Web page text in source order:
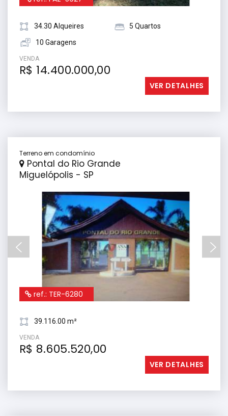
34.30 Alqueires
5 Quartos
10 Garagens
VENDA
R$ 14.400.000,00
VER DETALHES
Terreno em condomínio
Pontal do Rio Grande
Miguelópolis - SP
ref.: TER-6280
39.116.00 m²
VENDA
R$ 8.605.520,00
VER DETALHES